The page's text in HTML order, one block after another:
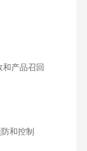
产品召回
和控制